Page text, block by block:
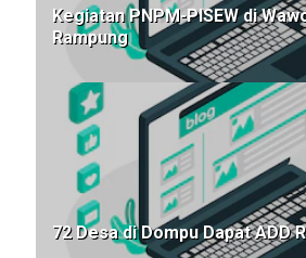
Kegiatan PNPM-PISEW di
Rampung
72 Desa di Dompu Dapat ADD